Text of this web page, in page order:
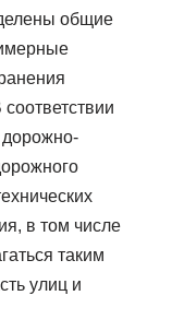
общие
дорожно-
в том числе
таким
улиц и